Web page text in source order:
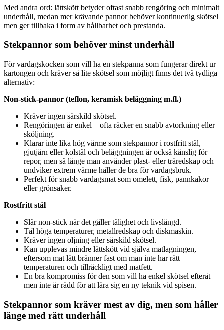
Med andra ord: lättskött betyder oftast snabb rengöring och minimalt
underhåll, medan mer krävande pannor behöver kontinuerlig skötsel
men ger tillbaka i form av hållbarhet och prestanda.
Stekpannor som behöver minst underhåll
För vardagskocken som vill ha en stekpanna som fungerar direkt ur
kartongen och kräver så lite skötsel som möjligt finns det två tydliga
alternativ:
Non-stick-pannor (teflon, keramisk beläggning m.fl.)
Kräver ingen särskild skötsel.
Rengöringen är enkel – ofta räcker en snabb avtorkning eller
sköljning.
Klarar inte lika hög värme som stekpannor i rostfritt stål,
gjutjärn eller kolstål och beläggningen är också känslig för
repor, men så länge man använder plast- eller träredskap och
undviker extrem värme håller de bra för vardagsbruk.
Perfekt för snabb vardagsmat som omelett, fisk, pannkakor
eller grönsaker.
Rostfritt stål
Slår non-stick när det gäller tålighet och livslängd.
Tål höga temperaturer, metallredskap och diskmaskin.
Kräver ingen oljning eller särskild skötsel.
Kan upplevas mindre lättskött vid själva matlagningen,
eftersom mat lätt bränner fast om man inte har rätt
temperaturen och tillräckligt med matfett.
En bra kompromiss för den som vill ha enkel skötsel efteråt
men inte är rädd för att lära sig en ny teknik vid spisen.
Stekpannor som kräver mest av dig, men som håller
länge med rätt underhåll